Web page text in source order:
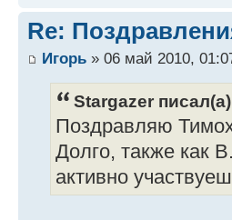
Re:
Игорь » 06 май 2010,
Stargazer
Поздравляю
Долго, также как
активно